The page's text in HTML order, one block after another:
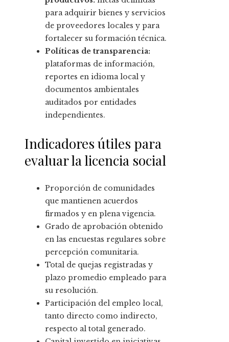
para adquirir bienes y servicios
de proveedores locales y para
fortalecer su formación técnica.
Políticas de transparencia:
plataformas de información,
reportes en idioma local y
documentos ambientales
auditados por entidades
independientes.
Indicadores útiles para
evaluar la licencia social
Proporción de comunidades
que mantienen acuerdos
firmados y en plena vigencia.
Grado de aprobación obtenido
en las encuestas regulares sobre
percepción comunitaria.
Total de quejas registradas y
plazo promedio empleado para
su resolución.
Participación del empleo local,
tanto directo como indirecto,
respecto al total generado.